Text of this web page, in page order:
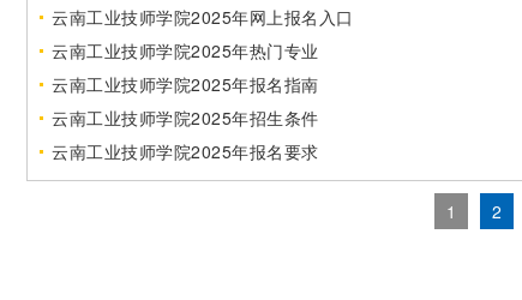
云南工业技师学院2025年网上报名入口
云南工业技师学院2025年热门专业
云南工业技师学院2025年报名指南
云南工业技师学院2025年招生条件
云南工业技师学院2025年报名要求
1 2